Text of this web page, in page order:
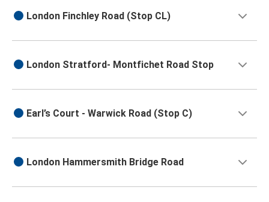
London Finchley Road (Stop CL)
London Stratford- Montfichet Road Stop
Earl’s Court - Warwick Road (Stop C)
London Hammersmith Bridge Road